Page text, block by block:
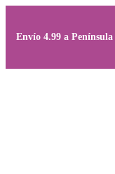
Envío 4.99 a Península